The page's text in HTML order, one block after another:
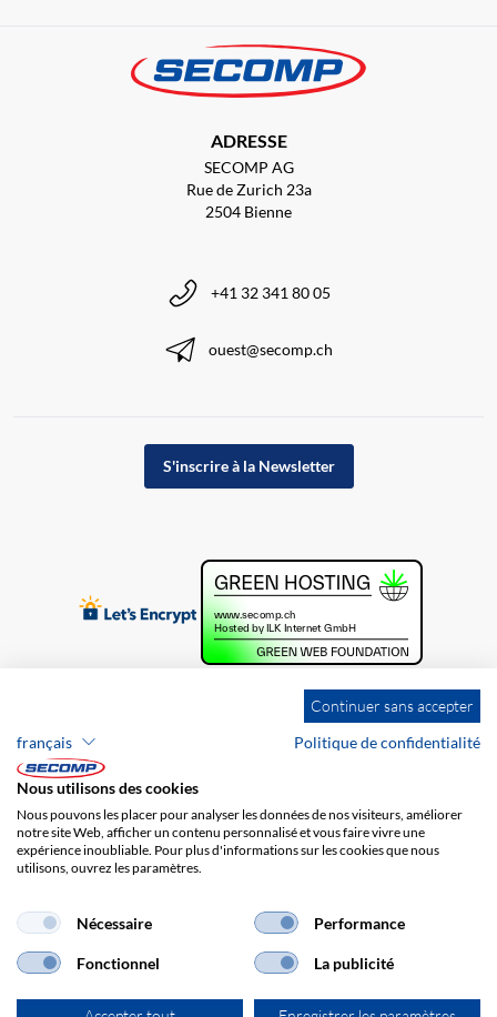
ADRESSE
SECOMP AG
Rue de Zurich 23a
2504 Bienne
+41 32 341 80 05
ouest@secomp.ch
S'inscrire à la Newsletter
Brands
Protection des données
Frais de port
Continuer sans accepter
français
Politique de confidentialité
Nous utilisons des cookies
Nous pouvons les placer pour analyser les données de nos visiteurs, améliorer
notre site Web, afficher un contenu personnalisé et vous faire vivre une
expérience inoubliable. Pour plus d'informations sur les cookies que nous
utilisons, ouvrez les paramètres.
Nécessaire Performance
Fonctionnel La publicité